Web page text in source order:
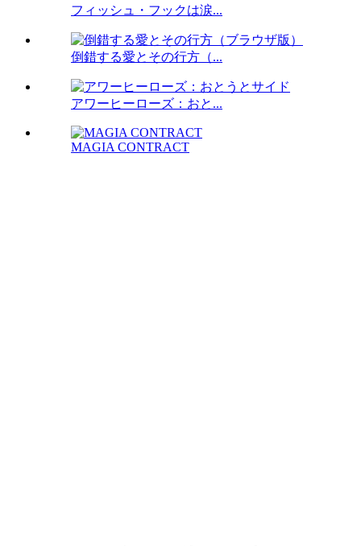
フィッシュ・フックは涙...
倒錯する愛とその行方（...
アワーヒーローズ：おと...
MAGIA CONTRACT